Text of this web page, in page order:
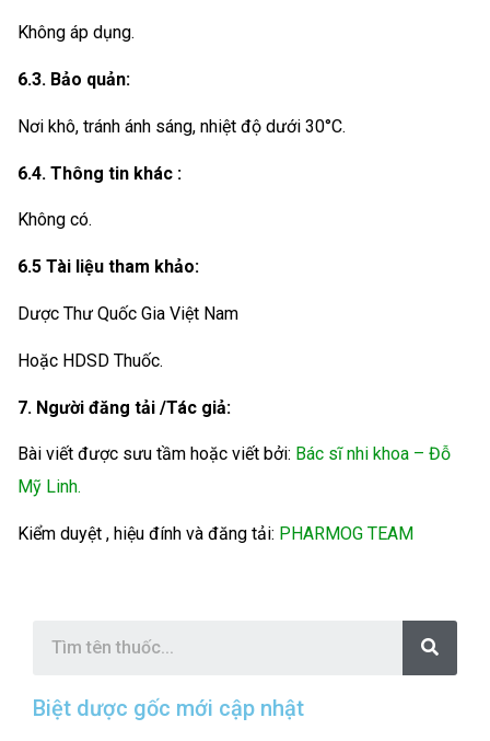
Không áp dụng.
6.3. Bảo quản:
Nơi khô, tránh ánh sáng, nhiệt độ dưới 30°C.
6.4. Thông tin khác :
Không có.
6.5 Tài liệu tham khảo:
Dược Thư Quốc Gia Việt Nam
Hoặc HDSD Thuốc.
7. Người đăng tải /Tác giả:
Bài viết được sưu tầm hoặc viết bởi: Bác sĩ nhi khoa – Đỗ
Mỹ Linh.
Kiểm duyệt , hiệu đính và đăng tải: PHARMOG TEAM
S
a
r
Biệt dược gốc mới cập nhật